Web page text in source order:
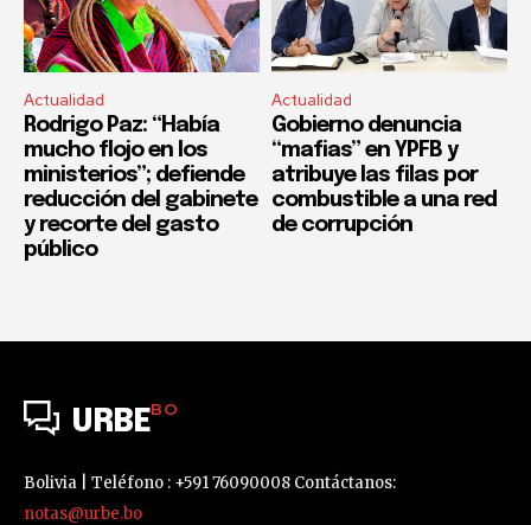
Actualidad
Rodrigo Paz: “Había
mucho flojo en los
ministerios”; defiende
reducción del gabinete
y recorte del gasto
público
Actualidad
Gobierno denuncia
“mafias” en YPFB y
atribuye las filas por
combustible a una red
de corrupción
URBEBO
Bolivia | Teléfono : +591 76090008 Contáctanos:
notas@urbe.bo